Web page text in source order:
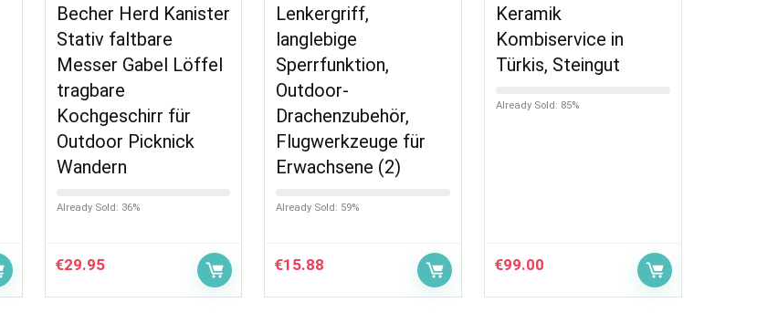
Becher Herd Kanister
Stativ faltbare
Messer Gabel Löffel
tragbare
Kochgeschirr für
Outdoor Picknick
Wandern
Already Sold: 36%
€29.95
Lenkergriff,
langlebige
Sperrfunktion,
Outdoor-
Drachenzubehör,
Flugwerkzeuge für
Erwachsene (2)
Already Sold: 59%
€15.88
Keramik
Kombiservice in
Türkis, Steingut
Already Sold: 85%
€99.00